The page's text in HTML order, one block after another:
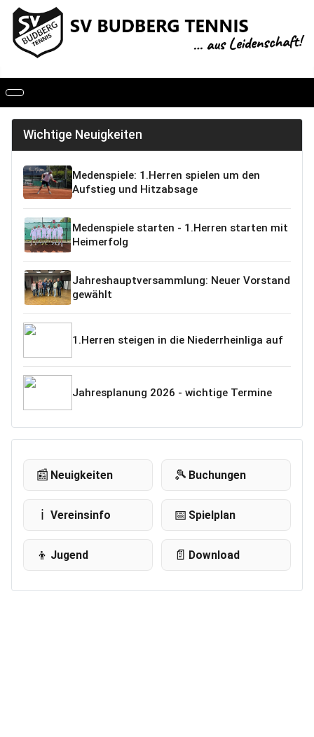
Wichtige Neuigkeiten
Medenspiele: 1.Herren spielen um den
Aufstieg und Hitzabsage
Medenspiele starten - 1.Herren starten mit
Heimerfolg
Jahreshauptversammlung: Neuer Vorstand
gewählt
1.Herren steigen in die Niederrheinliga auf
Jahresplanung 2026 - wichtige Termine
📰 Neuigkeiten 🎾 Buchungen
ℹ️ Vereinsinfo 📅 Spielplan
👦 Jugend 📄 Download